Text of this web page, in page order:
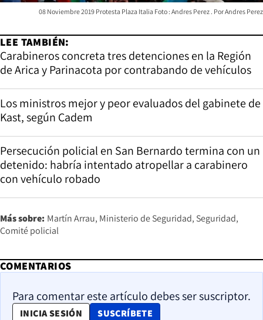
08 Noviembre 2019 Protesta Plaza Italia Foto : Andres Perez Andres Perez
LEE TAMBIÉN:
Carabineros concreta tres detenciones en la Región
de Arica y Parinacota por contrabando de vehículos
Los ministros mejor y peor evaluados del gabinete de
Kast, según Cadem
Persecución policial en San Bernardo termina con un
detenido: habría intentado atropellar a carabinero
con vehículo robado
Más sobre: Martín Arrau Ministerio de Seguridad Seguridad
Comité policial
COMENTARIOS
Para comentar este artículo debes ser suscriptor.
INICIA SESIÓN SUSCRÍBETE
OPENS IN NEW WINDOW